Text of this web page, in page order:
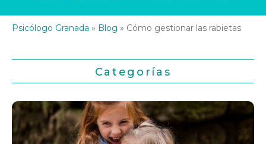
Psicólogo Granada » Blog » Cómo gestionar las rabietas
Categorías